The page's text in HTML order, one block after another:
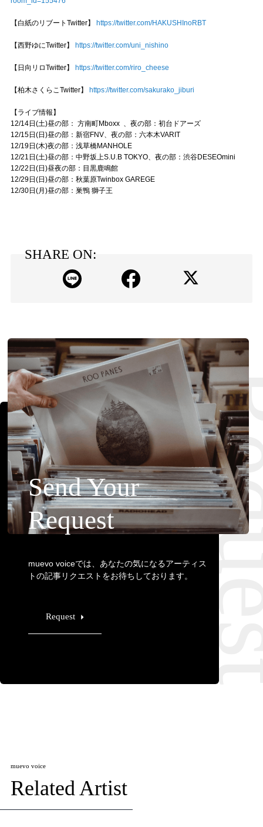
【白紙のリブートTwitter】 https://twitter.com/HAKUSHInoRBT
【西野ゆにTwitter】 https://twitter.com/uni_nishino
【日向リロTwitter】 https://twitter.com/riro_cheese
【柏木さくらこTwitter】 https://twitter.com/sakurako_jiburi
【ライブ情報】
12/14日(土)昼の部： 方南町Mboxx 、夜の部：初台ドアーズ
12/15日(日)昼の部：新宿FNV、夜の部：六本木VARIT
12/19日(木)夜の部：浅草橋MANHOLE
12/21日(土)昼の部：中野坂上S.U.B TOKYO、夜の部：渋谷DESEOmini
12/22日(日)昼夜の部：目黒鹿鳴館
12/29日(日)昼の部：秋葉原Twinbox GAREGE
12/30日(月)昼の部：巣鴨 獅子王
SHARE ON:
Send Your
Request
muevo voiceでは、あなたの気になるアーティス
トの記事リクエストをお待ちしております。
Request
muevo voice
Related Artist